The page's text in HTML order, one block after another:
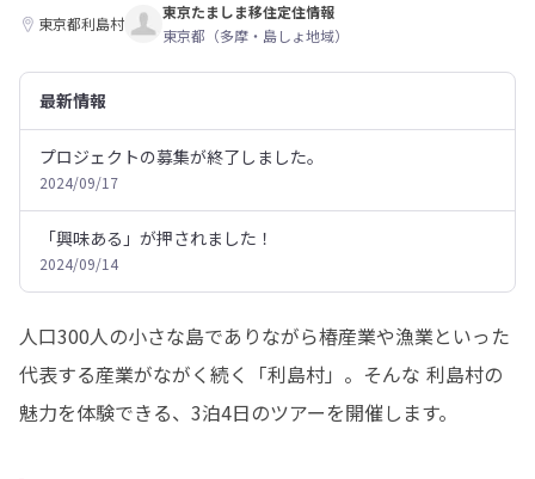
東京都利島村
東京たましま移住定住情報
東京都（多摩・島しょ地域）
最新情報
プロジェクトの募集が終了しました。
2024/09/17
「興味ある」が押されました！
2024/09/14
人口300人の小さな島でありながら椿産業や漁業といった
代表する産業がながく続く「利島村」。そんな 利島村の
魅力を体験できる、3泊4日のツアーを開催します。